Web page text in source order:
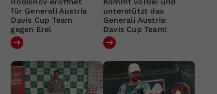
für Generali Austria
Davis Cup Team
gegen Erel
unterstützt das
Generali Austria
Davis Cup Team!